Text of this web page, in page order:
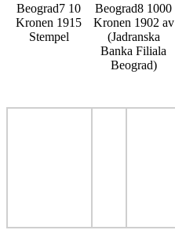
Beograd7 10
Kronen 1915
Stempel
Beograd8 1000
Kronen 1902 av
(Jadranska
Banka Filiala
Beograd)